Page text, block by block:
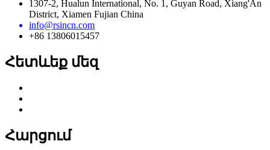
1307-2, Hualun International, No. 1, Guyan Road, Xiang'An
District, Xiamen Fujian China
info@rsincn.com
+86 13806015457
Հետևեք մեզ
Հարցում